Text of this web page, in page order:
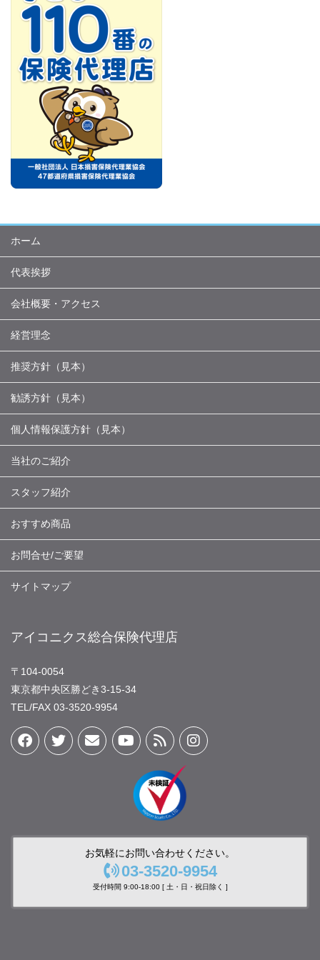
ホーム
代表挨拶
会社概要・アクセス
経営理念
推奨方針（見本）
勧誘方針（見本）
個人情報保護方針（見本）
当社のご紹介
スタッフ紹介
おすすめ商品
お問合せ/ご要望
サイトマップ
アイコニクス総合保険代理店
〒104-0054
東京都中央区勝どき3-15-34
TEL/FAX 03-3520-9954
お気軽にお問い合わせください。
03-3520-9954
受付時間 9:00-18:00 [ 土・日・祝日除く ]